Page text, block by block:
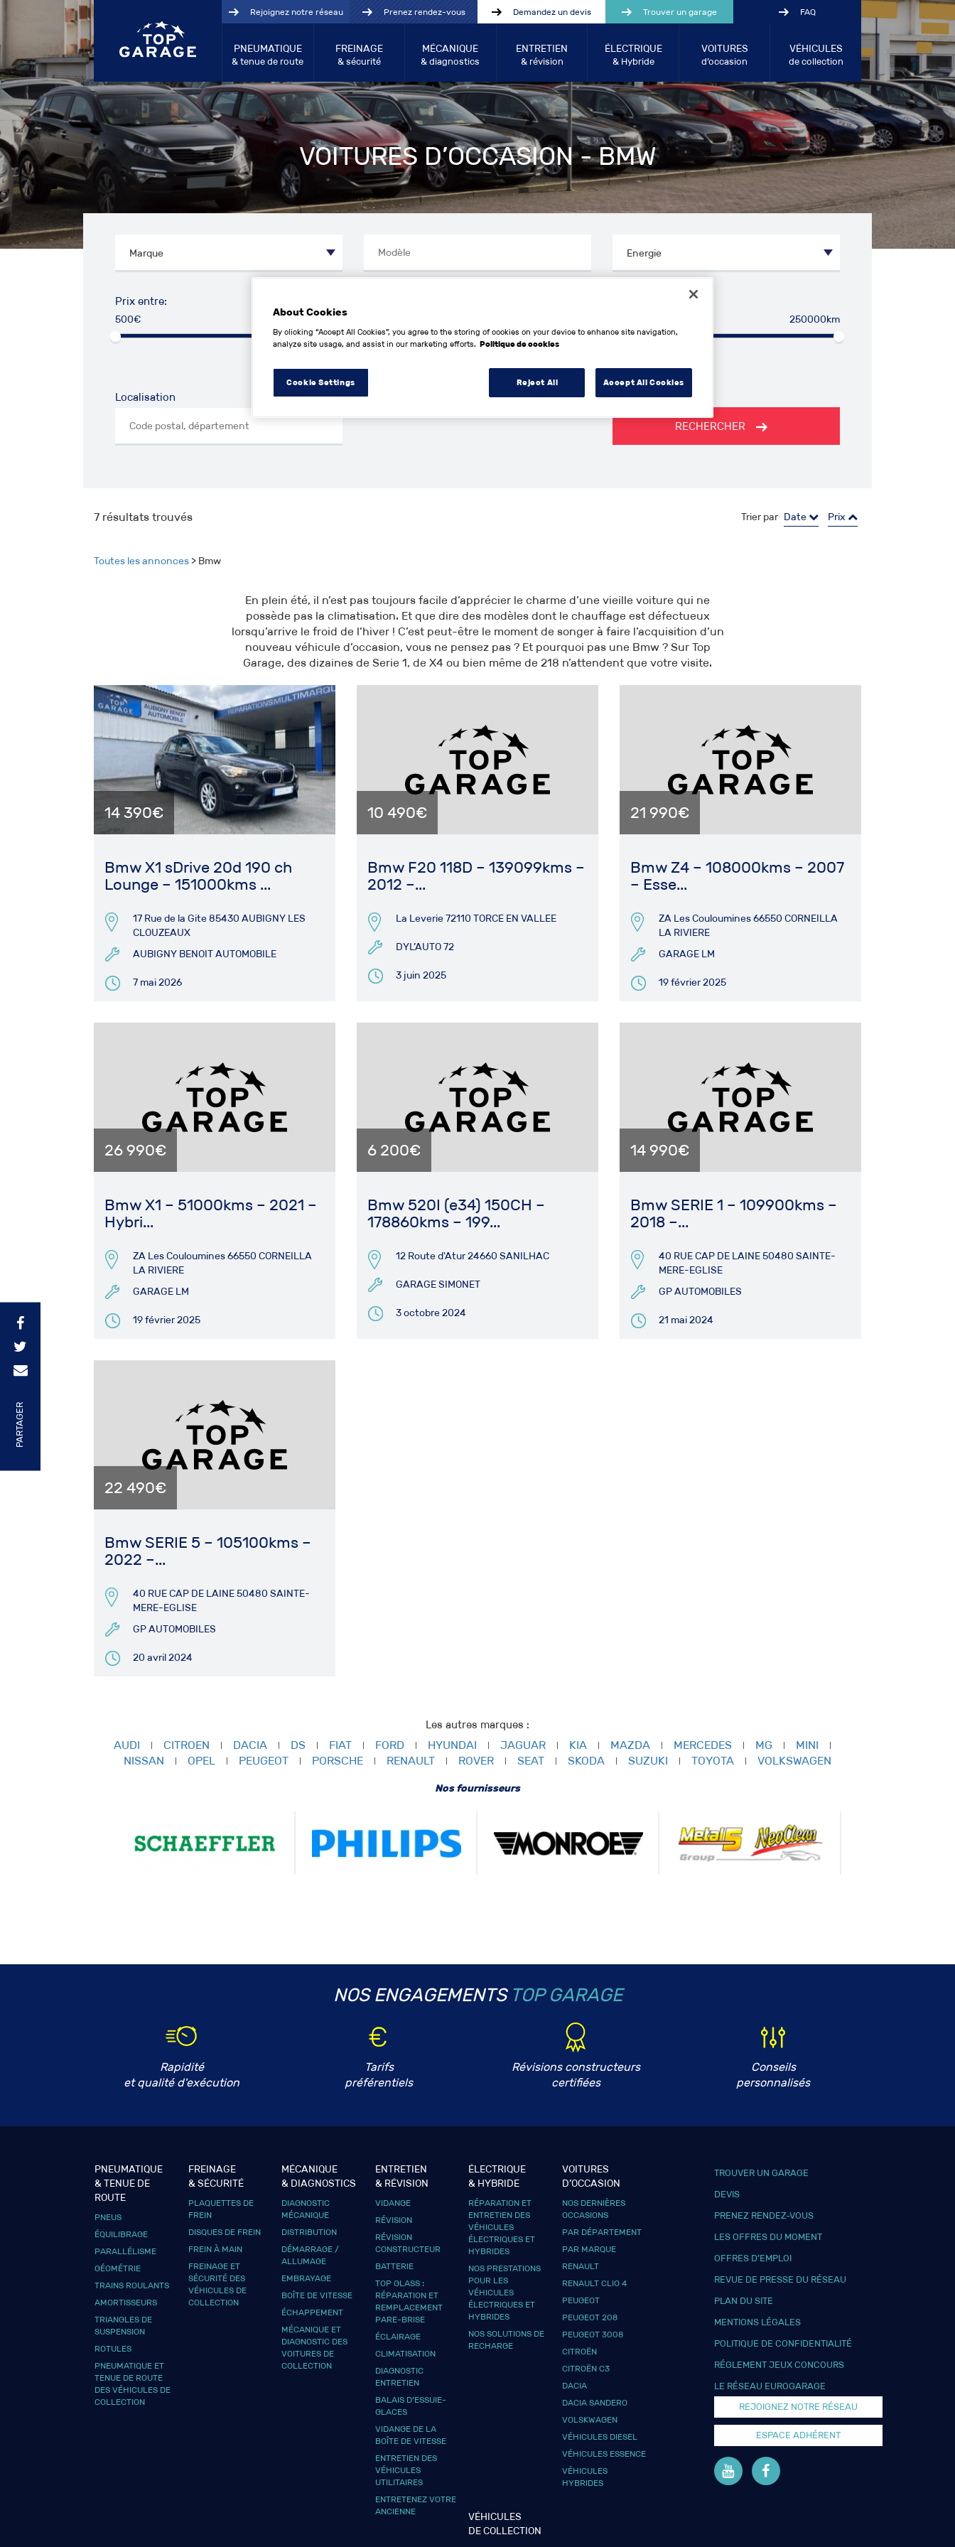
Rejoignez notre réseau Prenez rendez-vous Demandez un devis Trouver un garage FAQ
PNEUMATIQUE
& tenue de route
FREINAGE
& sécurité
MÉCANIQUE
& diagnostics
ENTRETIEN
& révision
ÉLECTRIQUE
& Hybride
VOITURES
d’occasion
VÉHICULES
de collection
PARTAGER
VOITURES D’OCCASION - BMW
Prix entre:
500€ 50000€
Kilométrage entre:
250000km
Localisation
RECHERCHER
7 résultats trouvés Trier par Date Prix
Toutes les annonces > Bmw
En plein été, il n’est pas toujours facile d’apprécier le charme d’une vieille voiture qui ne
possède pas la climatisation. Et que dire des modèles dont le chauffage est défectueux
lorsqu’arrive le froid de l’hiver ! C’est peut-être le moment de songer à faire l’acquisition d’un
nouveau véhicule d’occasion, vous ne pensez pas ? Et pourquoi pas une Bmw ? Sur Top
Garage, des dizaines de Serie 1, de X4 ou bien même de 218 n’attendent que votre visite.
14 390€
Bmw X1 sDrive 20d 190 ch
Lounge – 151000kms ...
17 Rue de la Gite 85430 AUBIGNY LES
CLOUZEAUX
AUBIGNY BENOIT AUTOMOBILE
7 mai 2026
10 490€
Bmw F20 118D – 139099kms –
2012 –...
La Leverie 72110 TORCE EN VALLEE
DYL’AUTO 72
3 juin 2025
21 990€
Bmw Z4 – 108000kms – 2007
– Esse...
ZA Les Couloumines 66550 CORNEILLA
LA RIVIERE
GARAGE LM
19 février 2025
26 990€
Bmw X1 – 51000kms – 2021 –
Hybri...
ZA Les Couloumines 66550 CORNEILLA
LA RIVIERE
GARAGE LM
19 février 2025
6 200€
Bmw 520I (e34) 150CH –
178860kms – 199...
12 Route d'Atur 24660 SANILHAC
GARAGE SIMONET
3 octobre 2024
14 990€
Bmw SERIE 1 – 109900kms –
2018 –...
40 RUE CAP DE LAINE 50480 SAINTE-
MERE-EGLISE
GP AUTOMOBILES
21 mai 2024
22 490€
Bmw SERIE 5 – 105100kms –
2022 –...
40 RUE CAP DE LAINE 50480 SAINTE-
MERE-EGLISE
GP AUTOMOBILES
20 avril 2024
Les autres marques :
AUDI
CITROEN DACIA DS FIAT FORD HYUNDAI JAGUAR KIA MAZDA MERCEDES MG
MINI
NISSAN
OPEL PEUGEOT PORSCHE RENAULT ROVER SEAT SKODA SUZUKI TOYOTA VOLKSWAGEN
Nos fournisseurs
NOS ENGAGEMENTS TOP GARAGE
Rapidité
et qualité d'exécution
Tarifs
préférentiels
Révisions constructeurs
certifiées
Conseils
personnalisés
PNEUMATIQUE
& TENUE DE
ROUTE
PNEUS
ÉQUILIBRAGE
PARALLÉLISME
GÉOMÉTRIE
TRAINS ROULANTS
AMORTISSEURS
TRIANGLES DE
SUSPENSION
ROTULES
PNEUMATIQUE ET
TENUE DE ROUTE
DES VÉHICULES DE
COLLECTION
FREINAGE
& SÉCURITÉ
PLAQUETTES DE
FREIN
DISQUES DE FREIN
FREIN À MAIN
FREINAGE ET
SÉCURITÉ DES
VÉHICULES DE
COLLECTION
MÉCANIQUE
& DIAGNOSTICS
DIAGNOSTIC
MÉCANIQUE
DISTRIBUTION
DÉMARRAGE /
ALLUMAGE
EMBRAYAGE
BOÎTE DE VITESSE
ÉCHAPPEMENT
MÉCANIQUE ET
DIAGNOSTIC DES
VOITURES DE
COLLECTION
ENTRETIEN
& RÉVISION
VIDANGE
RÉVISION
RÉVISION
CONSTRUCTEUR
BATTERIE
TOP GLASS :
RÉPARATION ET
REMPLACEMENT
PARE-BRISE
ÉCLAIRAGE
CLIMATISATION
DIAGNOSTIC
ENTRETIEN
BALAIS D’ESSUIE-
GLACES
VIDANGE DE LA
BOÎTE DE VITESSE
ENTRETIEN DES
VÉHICULES
UTILITAIRES
ENTRETENEZ VOTRE
ANCIENNE
ÉLECTRIQUE
& HYBRIDE
RÉPARATION ET
ENTRETIEN DES
VÉHICULES
ÉLECTRIQUES ET
HYBRIDES
NOS PRESTATIONS
POUR LES
VÉHICULES
ÉLECTRIQUES ET
HYBRIDES
NOS SOLUTIONS DE
RECHARGE
VOITURES
D’OCCASION
NOS DERNIÈRES
OCCASIONS
PAR DÉPARTEMENT
PAR MARQUE
RENAULT
RENAULT CLIO 4
PEUGEOT
PEUGEOT 208
PEUGEOT 3008
CITROËN
CITROËN C3
DACIA
DACIA SANDERO
VOLSKWAGEN
VÉHICULES DIESEL
VÉHICULES ESSENCE
VÉHICULES
HYBRIDES
VÉHICULES
DE COLLECTION
TROUVER UN GARAGE
DEVIS
PRENEZ RENDEZ-VOUS
LES OFFRES DU MOMENT
OFFRES D’EMPLOI
REVUE DE PRESSE DU RÉSEAU
PLAN DU SITE
MENTIONS LÉGALES
POLITIQUE DE CONFIDENTIALITÉ
RÉGLEMENT JEUX CONCOURS
LE RÉSEAU EUROGARAGE
REJOIGNEZ NOTRE RÉSEAU
ESPACE ADHÉRENT
About Cookies
By clicking “Accept All Cookies”, you agree to the storing of cookies on your device to enhance site navigation,
analyze site usage, and assist in our marketing efforts. Politique de cookies
Cookie Settings Reject All Accept All Cookies